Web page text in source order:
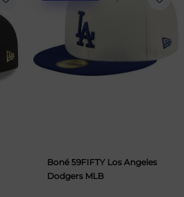
Boné 59FIFTY Los Angeles
Dodgers MLB